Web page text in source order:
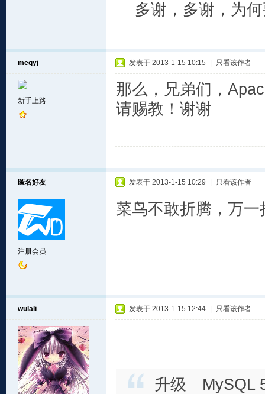
多谢，多谢，为何
meqyj
新手上路
发表于 2013-1-15 10:15 只看该作者
那么，兄弟们，
请赐教！谢谢
匿名好友
注册会员
发表于 2013-1-15 10:29 只看该作者
菜鸟不敢折腾，万
wulali 发表于 2013-1-15 12:44 只看该作者
升级